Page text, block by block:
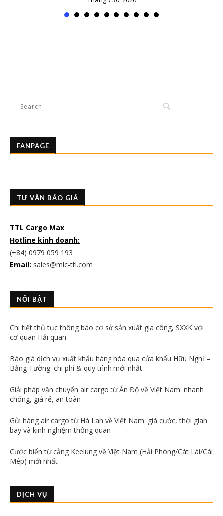
FANPAGE
TƯ VẤN BÁO GIÁ
TTL Cargo Max
Hotline kinh doanh:
(+84) 0979 059 193
Email: sales@mlc-ttl.com
NỔI BẬT
Chi tiết thủ tục thông báo cơ sở sản xuất gia công, SXXK với
cơ quan Hải quan
Báo giá dịch vụ xuất khẩu hàng hóa qua cửa khẩu Hữu Nghị –
Bằng Tường: chi phí & quy trình mới nhất
Giải pháp vận chuyển air cargo từ Ấn Độ về Việt Nam: nhanh
chóng, giá rẻ, an toàn
Gửi hàng air cargo từ Hà Lan về Việt Nam: giá cước, thời gian
bay và kinh nghiệm thông quan
Cước biển từ cảng Keelung về Việt Nam (Hải Phòng/Cát Lái/Cái
Mép) mới nhất
DỊCH VỤ